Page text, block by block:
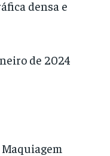
densa e
de 2024